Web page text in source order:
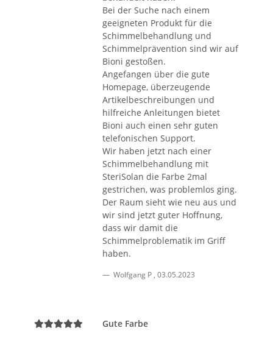
Bei der Suche nach einem
geeigneten Produkt für die
Schimmelbehandlung und
Schimmelprävention sind wir auf
Bioni gestoßen.
Angefangen über die gute
Homepage, überzeugende
Artikelbeschreibungen und
hilfreiche Anleitungen bietet
Bioni auch einen sehr guten
telefonischen Support.
Wir haben jetzt nach einer
Schimmelbehandlung mit
SteriSolan die Farbe 2mal
gestrichen, was problemlos ging.
Der Raum sieht wie neu aus und
wir sind jetzt guter Hoffnung,
dass wir damit die
Schimmelproblematik im Griff
haben.
Wolfgang P , 03.05.2023
Gute Farbe